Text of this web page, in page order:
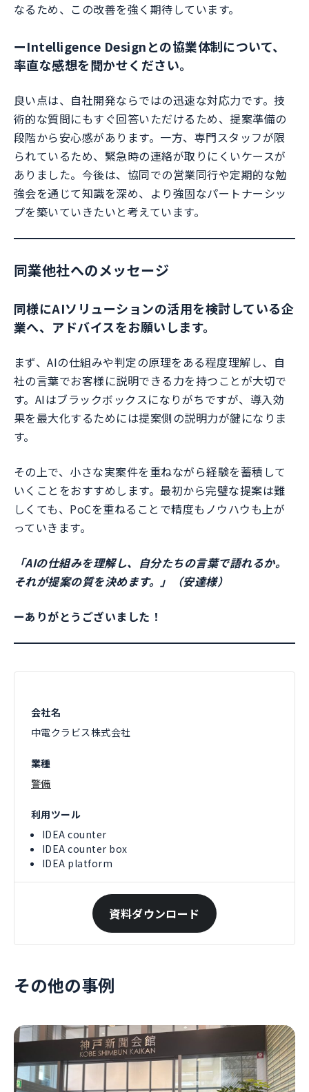
なるため、この改善を強く期待しています。
ーIntelligence Designとの協業体制について、
率直な感想を聞かせください。
良い点は、自社開発ならではの迅速な対応力です。技
術的な質問にもすぐ回答いただけるため、提案準備の
段階から安心感があります。一方、専門スタッフが限
られているため、緊急時の連絡が取りにくいケースが
ありました。今後は、協同での営業同行や定期的な勉
強会を通じて知識を深め、より強固なパートナーシッ
プを築いていきたいと考えています。
同業他社へのメッセージ
同様にAIソリューションの活用を検討している企
業へ、アドバイスをお願いします。
まず、AIの仕組みや判定の原理をある程度理解し、自
社の言葉でお客様に説明できる力を持つことが大切で
す。AIはブラックボックスになりがちですが、導入効
果を最大化するためには提案側の説明力が鍵になりま
す。
その上で、小さな実案件を重ねながら経験を蓄積して
いくことをおすすめします。最初から完璧な提案は難
しくても、PoCを重ねることで精度もノウハウも上が
っていきます。
「AIの仕組みを理解し、自分たちの言葉で語れるか。
それが提案の質を決めます。」（安達様）
ーありがとうございました！
会社名
中電クラビス株式会社
業種
警備
利用ツール
IDEA counter
IDEA counter box
IDEA platform
資料ダウンロード
その他の事例